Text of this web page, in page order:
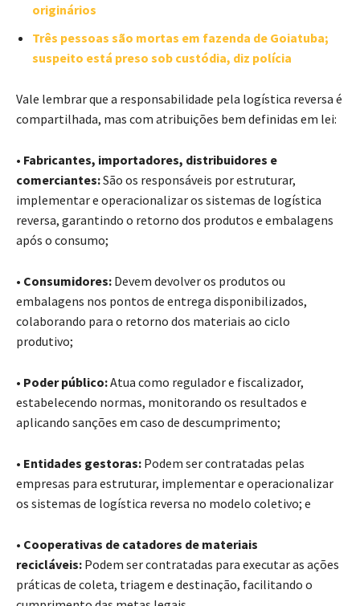
originários
Três pessoas são mortas em fazenda de Goiatuba;
suspeito está preso sob custódia, diz polícia
Vale lembrar que a responsabilidade pela logística reversa é
compartilhada, mas com atribuições bem definidas em lei:
• Fabricantes, importadores, distribuidores e
comerciantes:São os responsáveis por estruturar,
implementar e operacionalizar os sistemas de logística
reversa, garantindo o retorno dos produtos e embalagens
após o consumo;
• Consumidores: Devem devolver os produtos ou
embalagens nos pontos de entrega disponibilizados,
colaborando para o retorno dos materiais ao ciclo
produtivo;
• Poder público:Atua como regulador e fiscalizador,
estabelecendo normas, monitorando os resultados e
aplicando sanções em caso de descumprimento;
• Entidades gestoras: Podem ser contratadas pelas
empresas para estruturar, implementar e operacionalizar
os sistemas de logística reversa no modelo coletivo; e
• Cooperativas de catadores de materiais
recicláveis: Podem ser contratadas para executar as ações
práticas de coleta, triagem e destinação, facilitando o